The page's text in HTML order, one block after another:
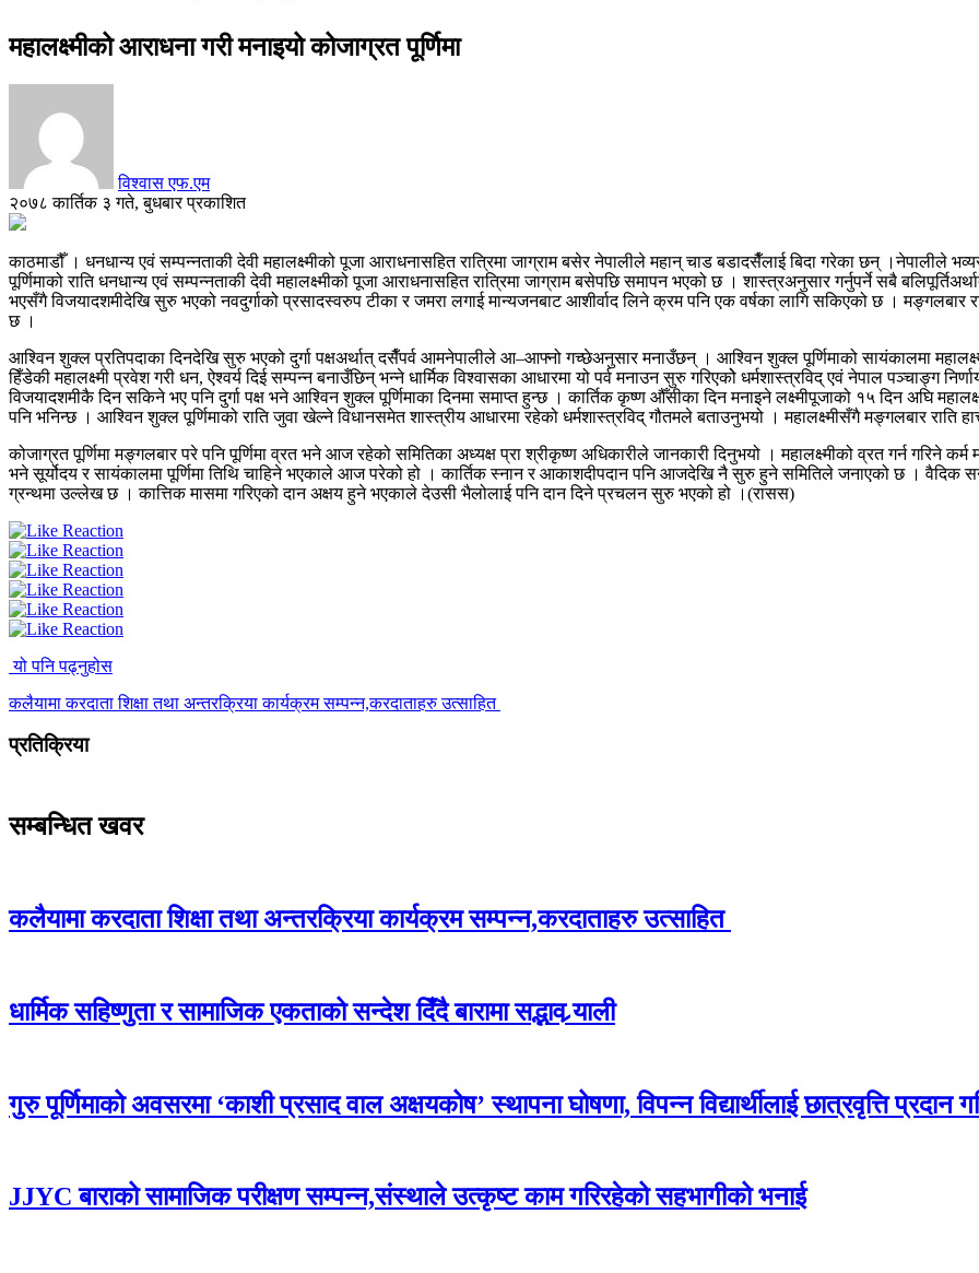
महालक्ष्मीको आराधना गरी मनाइयो कोजाग्रत पूर्णिमा
विश्वास एफ.एम
२०७८ कार्तिक ३ गते, बुधबार प्रकाशित
काठमाडौँ । धनधान्य एवं सम्पन्नताकी देवी महालक्ष्मीको पूजा आराधनासहित रात्रिमा जाग्राम बसेर नेपालीले महान् चाड बडादसैँलाई बिदा गरेका छन् ।नेपालीले
पूर्णिमाको राति धनधान्य एवं सम्पन्नताकी देवी महालक्ष्मीको पूजा आराधनासहित रात्रिमा जाग्राम बसेपछि समापन भएको छ । शास्त्रअनुसार गर्नुपर्ने सबै
भएसँगै विजयादशमीदेखि सुरु भएको नवदुर्गाको प्रसादस्वरुप टीका र जमरा लगाई मान्यजनबाट आशीर्वाद लिने क्रम पनि एक वर्षका लागि सकिएको छ ।
छ ।
आश्विन शुक्ल प्रतिपदाका दिनदेखि सुरु भएको दुर्गा पक्षअर्थात् दसैँपर्व आमनेपालीले आ–आफ्नो गच्छेअनुसार मनाउँछन् । आश्विन शुक्ल पूर्णिमाको सायंकालमा
हिँडेकी महालक्ष्मी प्रवेश गरी धन, ऐश्वर्य दिई सम्पन्न बनाउँछिन् भन्ने धार्मिक विश्वासका आधारमा यो पर्व मनाउन सुरु गरिएकोे धर्मशास्त्रविद् एवं नेपाल पञ्चाङ्ग
विजयादशमीकै दिन सकिने भए पनि दुर्गा पक्ष भने आश्विन शुक्ल पूर्णिमाका दिनमा समाप्त हुन्छ । कार्तिक कृष्ण औँसीका दिन मनाइने लक्ष्मीपूजाको १५ दिन अघि
पनि भनिन्छ । आश्विन शुक्ल पूर्णिमाको राति जुवा खेल्ने विधानसमेत शास्त्रीय आधारमा रहेको धर्मशास्त्रविद् गौतमले बताउनुभयो । महालक्ष्मीसँगै मङ्गलबार राति
कोजाग्रत पूर्णिमा मङ्गलबार परे पनि पूर्णिमा व्रत भने आज रहेको समितिका अध्यक्ष प्रा श्रीकृष्ण अधिकारीले जानकारी दिनुभयो । महालक्ष्मीको व्रत गर्न गरिने कर्म
भने सूर्योदय र सायंकालमा पूर्णिमा तिथि चाहिने भएकाले आज परेको हो । कार्तिक स्नान र आकाशदीपदान पनि आजदेखि नै सुरु हुने समितिले जनाएको छ । वैदिक
ग्रन्थमा उल्लेख छ । कात्तिक मासमा गरिएको दान अक्षय हुने भएकाले देउसी भैलोलाई पनि दान दिने प्रचलन सुरु भएको हो ।(रासस)
यो पनि पढ्नुहोस
कलैयामा करदाता शिक्षा तथा अन्तरक्रिया कार्यक्रम सम्पन्न,करदाताहरु उत्साहित
प्रतिक्रिया
सम्बन्धित खवर
कलैयामा करदाता शिक्षा तथा अन्तरक्रिया कार्यक्रम सम्पन्न,करदाताहरु उत्साहित
धार्मिक सहिष्णुता र सामाजिक एकताको सन्देश दिँदै बारामा सद्भाव र्‍याली
गुरु पूर्णिमाको अवसरमा ‘काशी प्रसाद वाल अक्षयकोष’ स्थापना घोषणा, विपन्न विद्यार्थीलाई छात्रवृत्ति प्रदान
JJYC बाराको सामाजिक परीक्षण सम्पन्न,संस्थाले उत्कृष्ट काम गरिरहेको सहभागीको भनाई